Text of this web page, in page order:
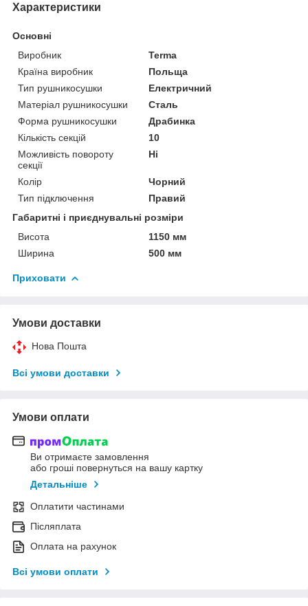
Характеристики
Основні
Виробник
Terma
Країна виробник
Польща
Тип рушникосушки
Електричний
Матеріал рушникосушки
Сталь
Форма рушникосушки
Драбинка
Кількість секцій
10
Можливість повороту
секції
Ні
Колір
Чорний
Тип підключення
Правий
Габаритні і приєднувальні розміри
Висота
1150 мм
Ширина
500 мм
Приховати
Умови доставки
Нова Пошта
Всі умови доставки
Умови оплати
Ви отримаєте замовлення
або гроші повернуться на вашу картку
Детальніше
Оплатити частинами
Післяплата
Оплата на рахунок
Всі умови оплати